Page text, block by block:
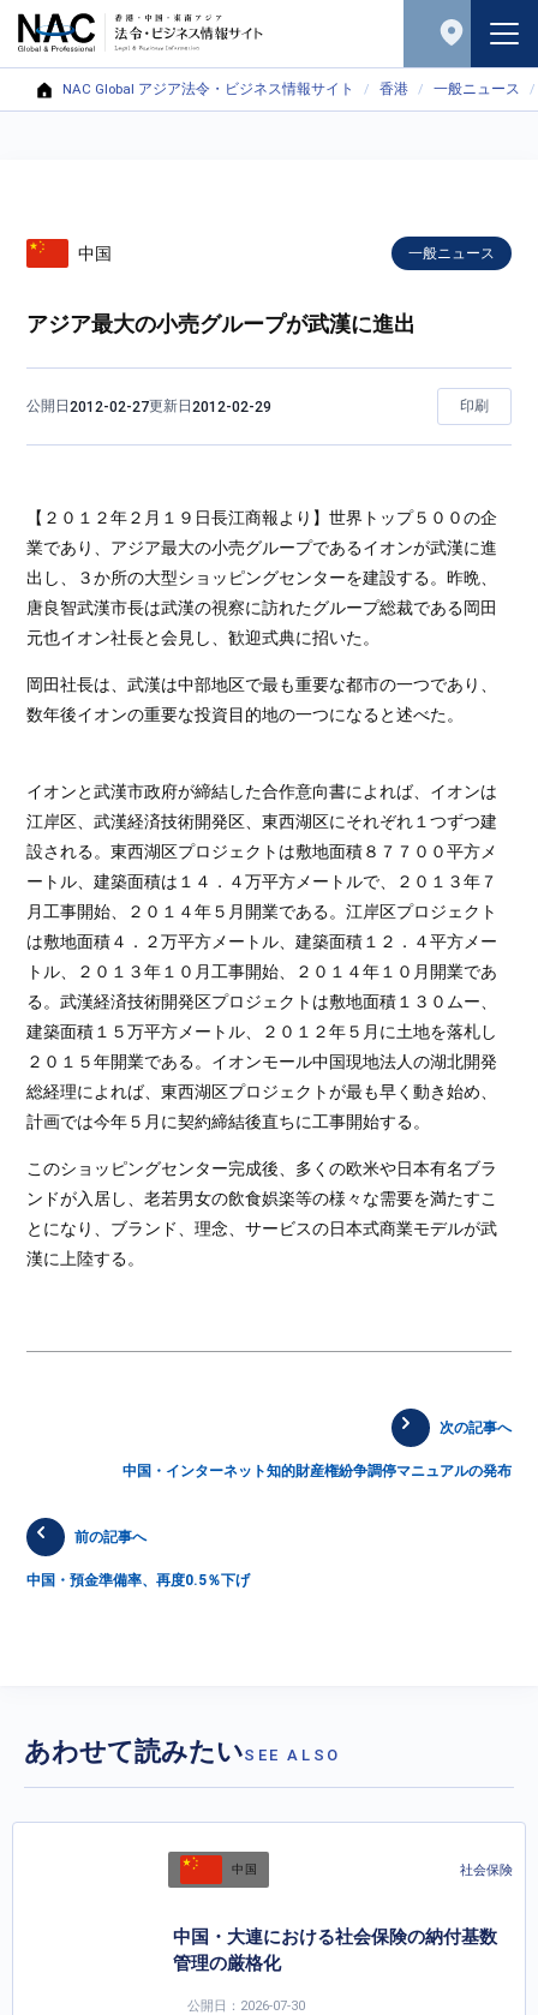
NAC Global アジア法令・ビジネス情報サイト 香港 一般ニュース
中国 一般ニュース
アジア最大の小売グループが武漢に進出
公開日2012-02-27更新日2012-02-29 印刷
【２０１２年２月１９日長江商報より】世界トップ５００の企
業であり、アジア最大の小売グループであるイオンが武漢に進
出し、３か所の大型ショッピングセンターを建設する。昨晩、
唐良智武漢市長は武漢の視察に訪れたグループ総裁である岡田
元也イオン社長と会見し、歓迎式典に招いた。
岡田社長は、武漢は中部地区で最も重要な都市の一つであり、
数年後イオンの重要な投資目的地の一つになると述べた。
イオンと武漢市政府が締結した合作意向書によれば、イオンは
江岸区、武漢経済技術開発区、東西湖区にそれぞれ１つずつ建
設される。東西湖区プロジェクトは敷地面積８７７００平方メ
ートル、建築面積は１４．４万平方メートルで、２０１３年７
月工事開始、２０１４年５月開業である。江岸区プロジェクト
は敷地面積４．２万平方メートル、建築面積１２．４平方メー
トル、２０１３年１０月工事開始、２０１４年１０月開業であ
る。武漢経済技術開発区プロジェクトは敷地面積１３０ムー、
建築面積１５万平方メートル、２０１２年５月に土地を落札し
２０１５年開業である。イオンモール中国現地法人の湖北開発
総経理によれば、東西湖区プロジェクトが最も早く動き始め、
計画では今年５月に契約締結後直ちに工事開始する。
このショッピングセンター完成後、多くの欧米や日本有名ブラ
ンドが入居し、老若男女の飲食娯楽等の様々な需要を満たすこ
とになり、ブランド、理念、サービスの日本式商業モデルが武
漢に上陸する。
次の記事へ
中国・インターネット知的財産権紛争調停マニュアルの発布
前の記事へ
中国・預金準備率、再度0.5％下げ
あわせて読みたいSEE ALSO
中国 社会保険
中国・大連における社会保険の納付基数
管理の厳格化
公開日：2026-07-30